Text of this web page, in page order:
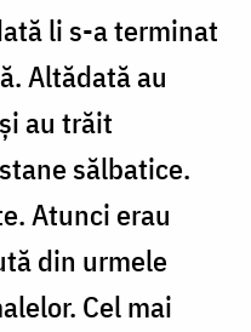
li s-a terminat
Altădată au
au trăit
sălbatice.
Atunci erau
din urmele
Cel mai